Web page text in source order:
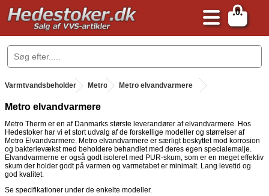
0
.
Varmtvandsbeholder . Metro . Metro elvandvarmere
Metro elvandvarmere
Metro Therm er en af Danmarks største leverandører af elvandvarmere. Hos
Hedestoker har vi et stort udvalg af de forskellige modeller og størrelser af
Metro Elvandvarmere. Metro elvandvarmere er særligt beskyttet mod korrosion
og bakterievækst med beholdere behandlet med deres egen specialemalje.
Elvandvarmerne er også godt isoleret med PUR-skum, som er en meget effektiv
skum der holder godt på varmen og varmetabet er minimalt. Lang levetid og
god kvalitet.
Se specifikationer under de enkelte modeller.